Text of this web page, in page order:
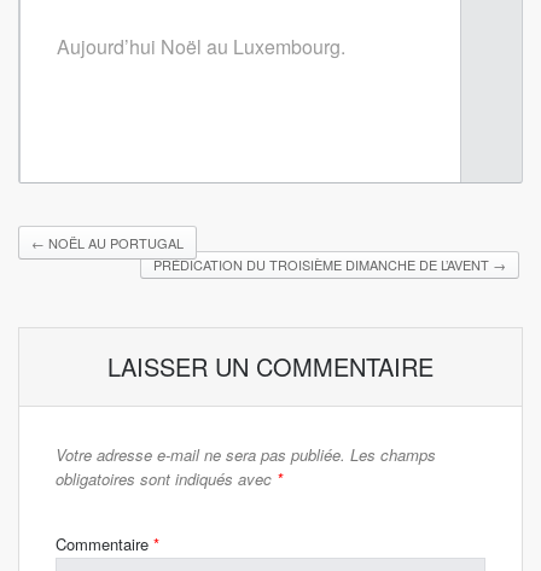
Aujourd’hui Noël au Luxembourg.
← NOËL AU PORTUGAL
PRÉDICATION DU TROISIÈME DIMANCHE DE L’AVENT →
LAISSER UN COMMENTAIRE
Votre adresse e-mail ne sera pas publiée. Les champs
obligatoires sont indiqués avec *
Commentaire *